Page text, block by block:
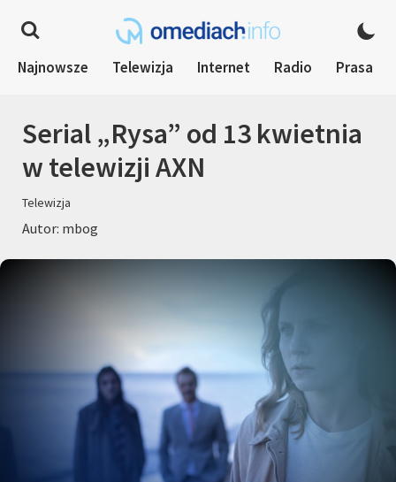
Najnowsze Telewizja Internet Radio Prasa
Serial „Rysa” od 13 kwietnia
w telewizji AXN
Telewizja
Autor: mbog